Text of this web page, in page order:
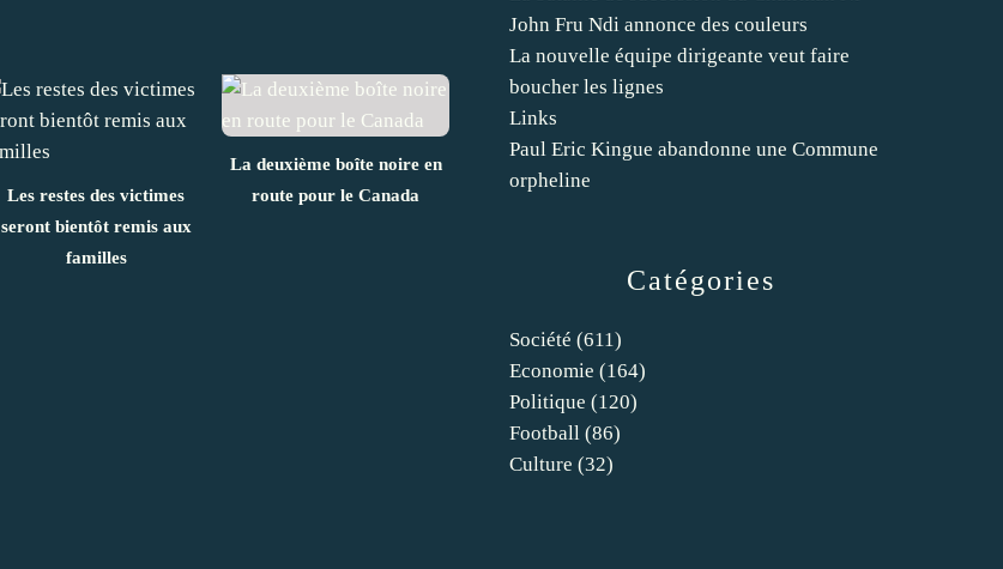
Les restes des victimes
seront bientôt remis aux
familles
La deuxième boîte noire en
route pour le Canada
Catégories
Société (611)
Economie (164)
Politique (120)
Football (86)
Culture (32)
John Fru Ndi annonce des couleurs
La nouvelle équipe dirigeante veut faire
boucher les lignes
Links
Paul Eric Kingue abandonne une Commune
orpheline